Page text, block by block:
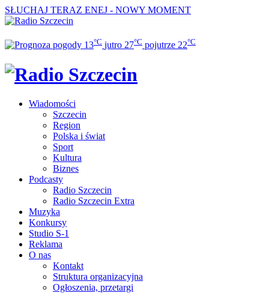
SŁUCHAJ TERAZ ENEJ - NOWY MOMENT
13°C jutro 27°C pojutrze 22°C
Wiadomości
Szczecin
Region
Polska i świat
Sport
Kultura
Biznes
Podcasty
Radio Szczecin
Radio Szczecin Extra
Muzyka
Konkursy
Studio S-1
Reklama
O nas
Kontakt
Struktura organizacyjna
Ogłoszenia, przetargi